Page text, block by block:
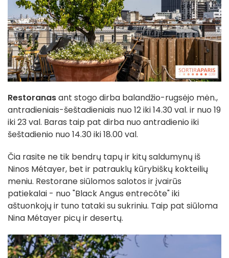
Restoranasant stogo dirba balandžio-rugsėjo mėn.,
antradieniais-šeštadieniais nuo 12 iki 14.30 val. ir nuo 19
iki 23 val. Baras taip pat dirba nuo antradienio iki
šeštadienio nuo 14.30 iki 18.00 val.
Čia rasite ne tik bendrų tapų ir kitų saldumynų iš
Ninos Métayer, bet ir patrauklų kūrybiškų kokteilių
meniu. Restorane siūlomos salotos ir įvairūs
patiekalai - nuo "Black Angus entrecôte" iki
aštuonkojų ir tuno tataki su sukriniu. Taip pat siūloma
Nina Métayer picų ir desertų.